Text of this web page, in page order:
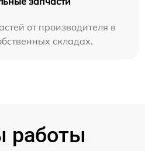
от производителя в
складах.
работы